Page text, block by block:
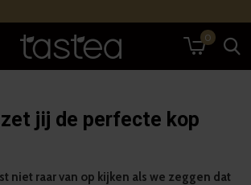
0
zet jij de perfecte kop
niet raar van op kijken als we zeggen dat